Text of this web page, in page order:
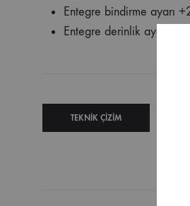
Entegre bindirme ayarı
Entegre derinlik ayarı
TEKNIK ÇIZIM